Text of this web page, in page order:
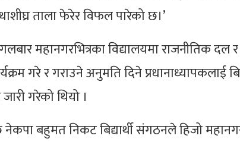
ताला फेरेर विफल पारेको छ।’
महानगरभित्रका विद्यालयमा राजनीतिक दल
गरे र गराउने अनुमति दिने प्रधानाध्यापकलाई
गरेको थियो ।
नेकपा बहुमत निकट बिद्यार्थी संगठनले हिजो